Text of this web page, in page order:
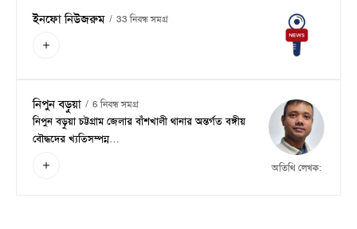
ইনফো নিউজরুম 33 নিবন্ধ সমগ্র
নিপুন বড়ুয়া 6 নিবন্ধ সমগ্র
নিপুন বড়ুয়া চট্টগ্রাম জেলার বাঁশখালী থানার অন্তর্গত বঙ্গীয়
বৌদ্ধদের খ্যতিসম্পন্ন…
অতিথি লেখক: